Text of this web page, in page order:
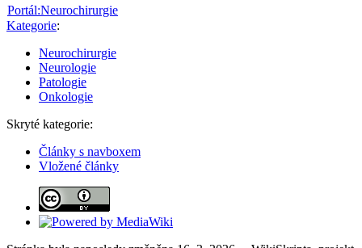
Portál:Neurochirurgie
Kategorie:
Neurochirurgie
Neurologie
Patologie
Onkologie
Skryté kategorie:
Články s navboxem
Vložené články